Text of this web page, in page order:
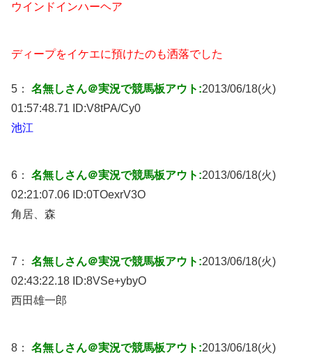
ウインドインハーヘア
ディープをイケエに預けたのも洒落でした
5： 名無しさん＠実況で競馬板アウト:2013/06/18(火)
01:57:48.71 ID:V8tPA/Cy0
池江
6： 名無しさん＠実況で競馬板アウト:2013/06/18(火)
02:21:07.06 ID:0TOexrV3O
角居、森
7： 名無しさん＠実況で競馬板アウト:2013/06/18(火)
02:43:22.18 ID:8VSe+ybyO
西田雄一郎
8： 名無しさん＠実況で競馬板アウト:2013/06/18(火)